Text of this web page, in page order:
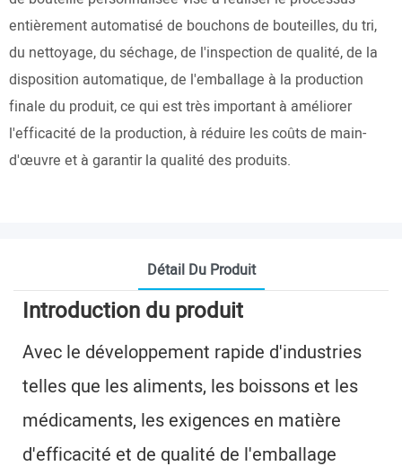
entièrement automatisé de bouchons de bouteilles, du tri,
du nettoyage, du séchage, de l'inspection de qualité, de la
disposition automatique, de l'emballage à la production
finale du produit, ce qui est très important à améliorer
l'efficacité de la production, à réduire les coûts de main-
d'œuvre et à garantir la qualité des produits.
Détail Du Produit
Introduction du produit
Avec le développement rapide d'industries
telles que les aliments, les boissons et les
médicaments, les exigences en matière
d'efficacité et de qualité de l'emballage